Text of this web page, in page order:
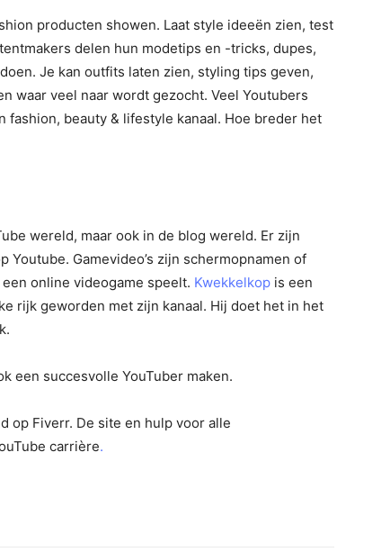
producten showen. Laat style ideeën zien, test
delen hun modetips en -tricks, dupes,
Je kan outfits laten zien, styling tips geven,
waar veel naar wordt gezocht. Veel Youtubers
fashion, beauty & lifestyle kanaal. Hoe breder het
wereld, maar ook in de blog wereld. Er zijn
Gamevideo’s zijn schermopnamen of
online videogame speelt. Kwekkelkop is een
rijk geworden met zijn kanaal. Hij doet het in het
een succesvolle YouTuber maken.
op Fiverr. De site en hulp voor alle
carrière.